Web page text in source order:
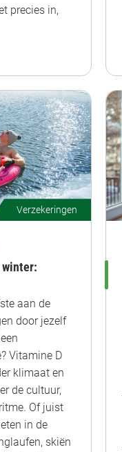
precies in,
Verzekeringen
winter:
aan de
door jezelf
Vitamine D
klimaat en
de cultuur,
Of juist
in de
skiën